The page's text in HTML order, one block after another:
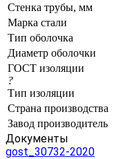
Стенка трубы, мм
Марка стали
Тип оболочка
Диаметр оболочки
ГОСТ изоляции
?
Тип изоляции
Страна производства
Завод производитель
Документы
gost_30732-2020